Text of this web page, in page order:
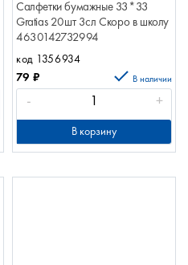
Салфетки бумажные 33*33
Gratias 20шт 3сл Скоро в школу
4630142732994
код 1356934
79 ₽ В наличии
- +
В корзину